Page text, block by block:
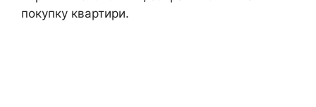
покупку квартири.